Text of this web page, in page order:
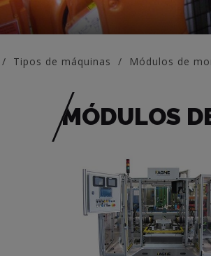
Tipos de máquinas Módulos de
MÓDULOS